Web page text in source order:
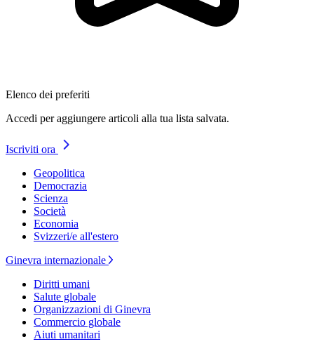
Elenco dei preferiti
Accedi per aggiungere articoli alla tua lista salvata.
Iscriviti ora
Geopolitica
Democrazia
Scienza
Società
Economia
Svizzeri/e all'estero
Ginevra internazionale
Diritti umani
Salute globale
Organizzazioni di Ginevra
Commercio globale
Aiuti umanitari